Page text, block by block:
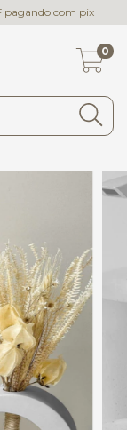
pagando com pix
0